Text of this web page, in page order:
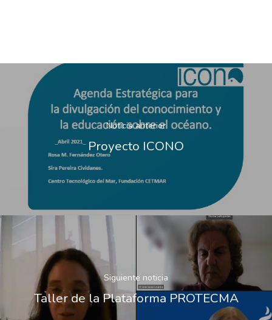
Noticia anterior
Proyecto ICONO
Siguiente noticia
Taller de la Plataforma PROTECMA